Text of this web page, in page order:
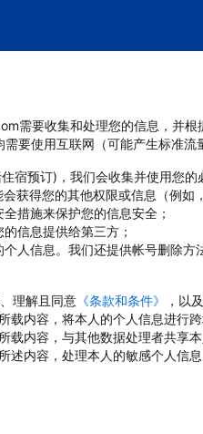
需要收集和处理您的信息，并
需要使用互联网（可能产生标准
宿预订)，我们会收集并使用您的
获得您的其他权限或信息（例
措施来保护您的信息安全；
信息提供给第三方；
人信息。我们还提供帐号删除方
理解且同意 《条款和条件》 ，以
载内容，将本人的个人信息进行跨
载内容，与其他数据处理者共享本
述内容，处理本人的敏感个人信息